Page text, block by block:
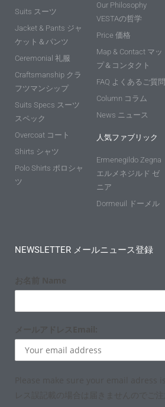
Suits スーツ
Jacket & Pants ジャ
ケット＆パンツ
Ceremonial 礼服
Craftsmanship クラ
フツマンシップ
Suits Specs スーツ
スペック
Overcoat コート
Shirts シャツ
Polo Shirts ポロシャ
ツ
Our Philosophy
VESTAの哲学
Price 価格
Map & Contact マッ
プ＆コンタクト
FAQ よくあるご質問
Column コラム
News ニュース
人気ファブリック
Ermenegildo Zegna
エルメネジルド ゼ
ニア
Dormeuil ドーメル
NEWSLETTER メールニュース登録